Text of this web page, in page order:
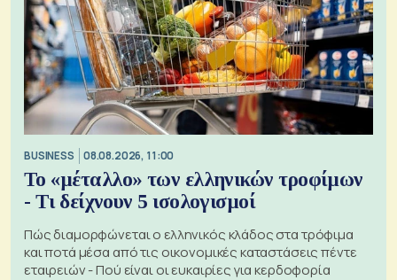
BUSINESS 08.08.2026, 11:00
Το «μέταλλο» των ελληνικών τροφίμων
- Τι δείχνουν 5 ισολογισμοί
Πώς διαμορφώνεται ο ελληνικός κλάδος στα τρόφιμα
και ποτά μέσα από τις οικονομικές καταστάσεις πέντε
εταιρειών - Πού είναι οι ευκαιρίες για κερδοφορία